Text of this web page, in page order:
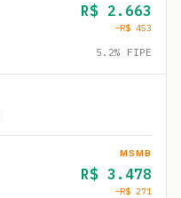
R$ 2.663
−R$ 453
5.2% FIPE
MSMB
R$ 3.478
−R$ 271